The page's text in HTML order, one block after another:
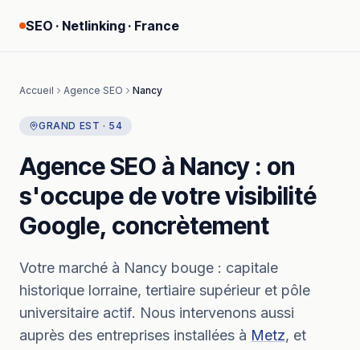
SEO · Netlinking · France
Accueil Agence SEO Nancy
GRAND EST · 54
Agence SEO à Nancy : on
s'occupe de votre visibilité
Google, concrètement
Votre marché à Nancy bouge : capitale
historique lorraine, tertiaire supérieur et pôle
universitaire actif. Nous intervenons aussi
auprès des entreprises installées à Metz, et